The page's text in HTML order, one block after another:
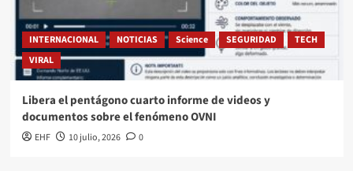
INTERNACIONAL NOTICIAS Science SEGURIDAD
TECH
VIRAL
Libera el pentágono cuarto informe de videos y
documentos sobre el fenómeno OVNI
EHF 10 julio, 2026 0